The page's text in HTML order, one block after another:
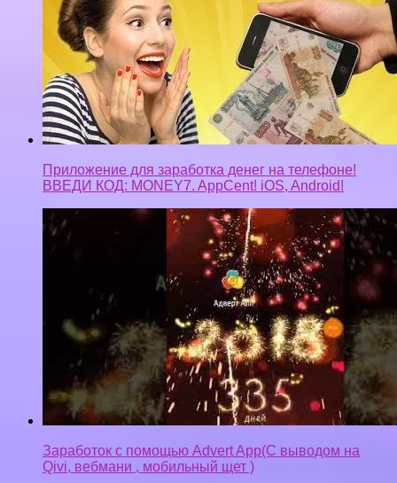
Приложение для заработка денег на телефоне!
ВВЕДИ КОД: MONEY7. AppCent! iOS, Android!
Заработок с помощью Advert App(С выводом на
Qivi, вебмани , мобильный щет )